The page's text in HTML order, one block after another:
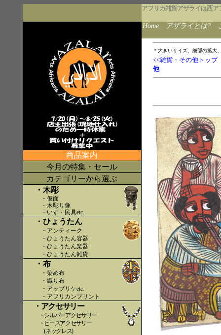
アフリカ雑貨アザライは西
Home アザライとは?
商品案内
今月の特集・セール
カテゴリーから選ぶ
・木彫
・仮面
・木彫り像
・いす・民具etc.
・ひょうたん
・アンティーク
・ひょうたん容器
・ひょうたん楽器
・ひょうたん雑貨
・布
・染め布
・織り布
・アップリケetc.
・アフリカンプリント
・アクセサリー
・シルバーアクセサリー
・ビーズアクセサリー
(ネックレス)
＊大きいサイズ、細部の拡大
<<雑貨・その他トップ
他